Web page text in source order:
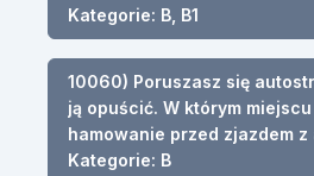
Kategorie: B, B1
10060) Poruszasz się
ją opuścić. W którym
hamowanie przed zjazdem
Kategorie: B